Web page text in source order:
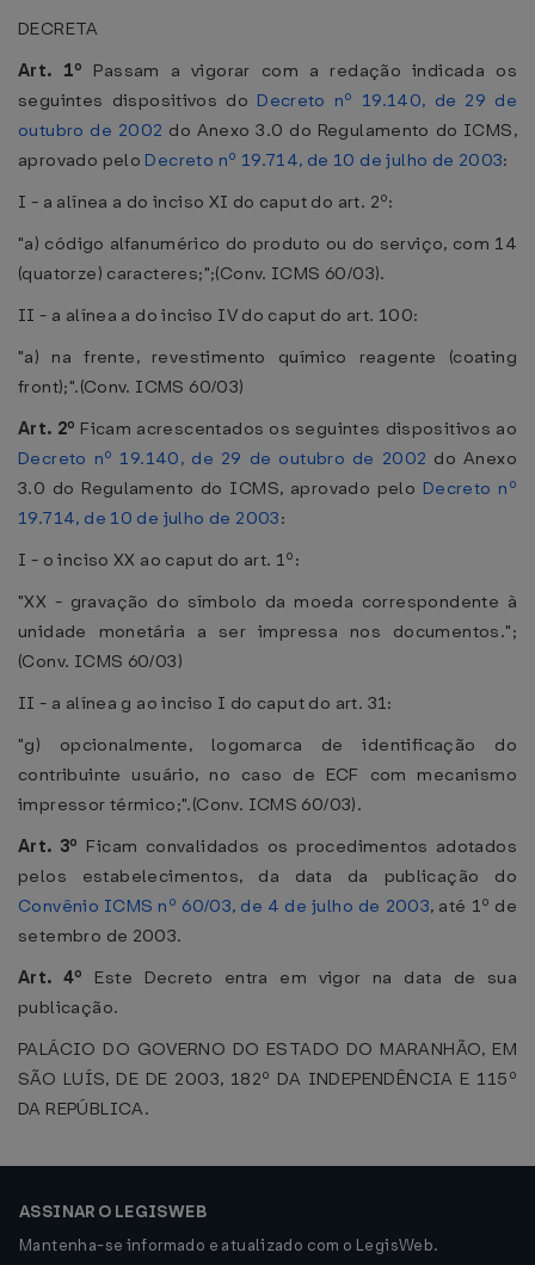
DECRETA
Art. 1º Passam a vigorar com a redação indicada os
seguintes dispositivos do Decreto nº 19.140, de 29 de
outubro de 2002 do Anexo 3.0 do Regulamento do ICMS,
aprovado pelo Decreto nº 19.714, de 10 de julho de 2003:
I - a alínea a do inciso XI do caput do art. 2º:
"a) código alfanumérico do produto ou do serviço, com 14
(quatorze) caracteres;";(Conv. ICMS 60/03).
II - a alínea a do inciso IV do caput do art. 100:
"a) na frente, revestimento químico reagente (coating
front);".(Conv. ICMS 60/03)
Art. 2º Ficam acrescentados os seguintes dispositivos ao
Decreto nº 19.140, de 29 de outubro de 2002 do Anexo
3.0 do Regulamento do ICMS, aprovado pelo Decreto nº
19.714, de 10 de julho de 2003:
I - o inciso XX ao caput do art. 1º:
"XX - gravação do símbolo da moeda correspondente à
unidade monetária a ser impressa nos documentos.";
(Conv. ICMS 60/03)
II - a alínea g ao inciso I do caput do art. 31:
"g) opcionalmente, logomarca de identificação do
contribuinte usuário, no caso de ECF com mecanismo
impressor térmico;".(Conv. ICMS 60/03).
Art. 3º Ficam convalidados os procedimentos adotados
pelos estabelecimentos, da data da publicação do
Convênio ICMS nº 60/03, de 4 de julho de 2003, até 1º de
setembro de 2003.
Art. 4º Este Decreto entra em vigor na data de sua
publicação.
PALÁCIO DO GOVERNO DO ESTADO DO MARANHÃO, EM
SÃO LUÍS, DE DE 2003, 182º DA INDEPENDÊNCIA E 115º
DA REPÚBLICA.
ASSINAR O LEGISWEB
Mantenha-se informado e atualizado com o LegisWeb.